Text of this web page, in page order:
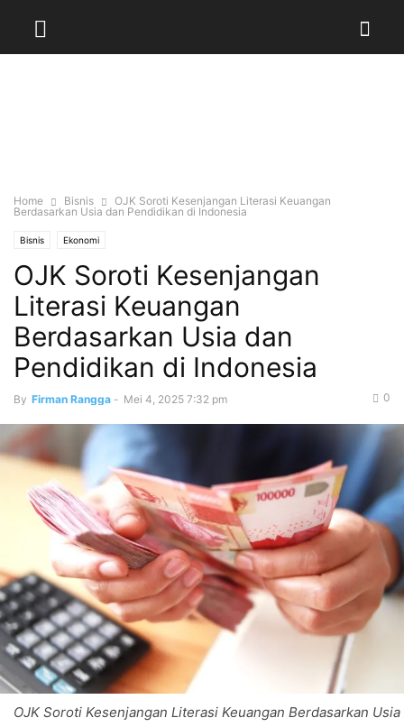
Home Bisnis
OJK Soroti Kesenjangan Literasi Keuangan
Berdasarkan Usia dan Pendidikan di Indonesia
Bisnis Ekonomi
OJK Soroti Kesenjangan
Literasi Keuangan
Berdasarkan Usia dan
Pendidikan di Indonesia
By Firman Rangga - Mei 4, 2025 7:32 pm 0
OJK Soroti Kesenjangan Literasi Keuangan Berdasarkan Usia